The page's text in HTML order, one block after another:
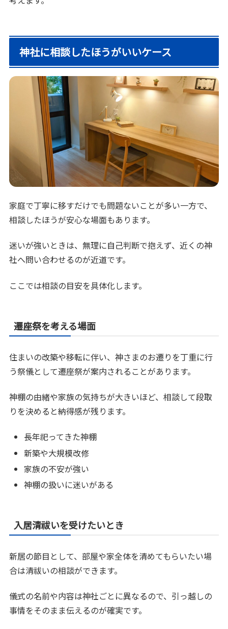
神社に相談したほうがいいケース
家庭で丁寧に移すだけでも問題ないことが多い一方で、
相談したほうが安心な場面もあります。
迷いが強いときは、無理に自己判断で抱えず、近くの神
社へ問い合わせるのが近道です。
ここでは相談の目安を具体化します。
遷座祭を考える場面
住まいの改築や移転に伴い、神さまのお遷りを丁重に行
う祭儀として遷座祭が案内されることがあります。
神棚の由緒や家族の気持ちが大きいほど、相談して段取
りを決めると納得感が残ります。
長年祀ってきた神棚
新築や大規模改修
家族の不安が強い
神棚の扱いに迷いがある
入居清祓いを受けたいとき
新居の節目として、部屋や家全体を清めてもらいたい場
合は清祓いの相談ができます。
儀式の名前や内容は神社ごとに異なるので、引っ越しの
事情をそのまま伝えるのが確実です。